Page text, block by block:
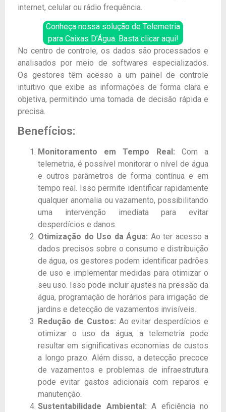
internet, celular ou rádio frequência.
Conheça nossa solução de Telemetria
para Caixas D’Água. Basta clicar aqui!
No centro de controle, os dados são processados e
analisados por meio de softwares especializados.
Os gestores têm acesso a um painel de controle
intuitivo que exibe as informações de forma clara e
objetiva, permitindo uma tomada de decisão rápida e
precisa.
Benefícios:
Monitoramento em Tempo Real: Com a
telemetria, é possível monitorar o nível de água
e outros parâmetros de forma contínua e em
tempo real. Isso permite identificar rapidamente
qualquer anomalia ou vazamento, possibilitando
uma intervenção imediata para evitar
desperdícios e danos.
Otimização do Uso da Água: Ao ter acesso a
dados precisos sobre o consumo e distribuição
de água, os gestores podem identificar padrões
de uso e implementar medidas para otimizar o
seu uso. Isso pode incluir ajustes na pressão da
água, programação de horários para irrigação de
jardins e detecção de vazamentos invisíveis.
Redução de Custos: Ao evitar desperdícios e
otimizar o uso da água, a telemetria pode
resultar em significativas economias de custos
a longo prazo. Além disso, a detecção precoce
de vazamentos e problemas de infraestrutura
pode evitar gastos adicionais com reparos e
manutenção.
Sustentabilidade Ambiental: A eficiência no